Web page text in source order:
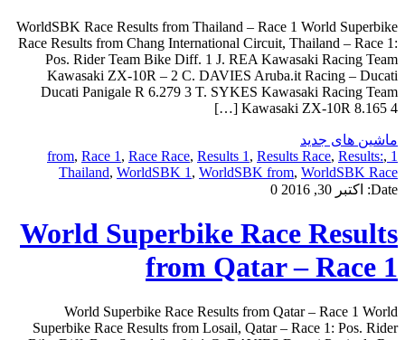
WorldSBK Race Results from Thailand – Race 1 World Superbike
Race Results from Chang International Circuit, Thailand – Race 1:
Pos. Rider Team Bike Diff. 1 J. REA Kawasaki Racing Team
Kawasaki ZX-10R – 2 C. DAVIES Aruba.it Racing – Ducati
Ducati Panigale R 6.279 3 T. SYKES Kawasaki Racing Team
Kawasaki ZX-10R 8.165 4 […]
ماشین های جدید
1 from
, Race 1 , Race Race, Results 1 , Results Race, Results:,
Thailand, WorldSBK 1 , WorldSBK from, WorldSBK Race
Date:
اکتبر 30, 2016 0
World Superbike Race Results
from Qatar – Race 1
World Superbike Race Results from Qatar – Race 1 World
Superbike Race Results from Losail, Qatar – Race 1: Pos. Rider